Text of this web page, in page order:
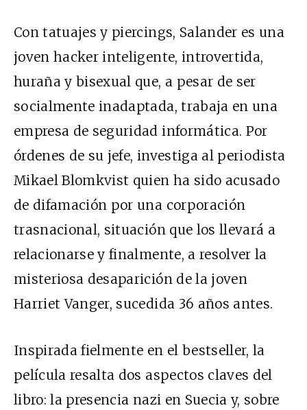
Con tatuajes y piercings, Salander es una
joven hacker inteligente, introvertida,
huraña y bisexual que, a pesar de ser
socialmente inadaptada, trabaja en una
empresa de seguridad informática. Por
órdenes de su jefe, investiga al periodista
Mikael Blomkvist quien ha sido acusado
de difamación por una corporación
trasnacional, situación que los llevará a
relacionarse y finalmente, a resolver la
misteriosa desaparición de la joven
Harriet Vanger, sucedida 36 años antes.
Inspirada fielmente en el bestseller, la
película resalta dos aspectos claves del
libro: la presencia nazi en Suecia y, sobre